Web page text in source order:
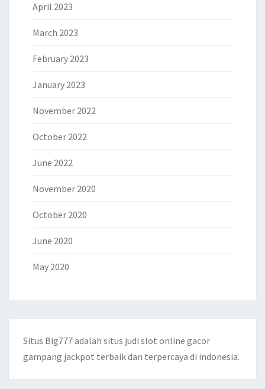
April 2023
March 2023
February 2023
January 2023
November 2022
October 2022
June 2022
November 2020
October 2020
June 2020
May 2020
Situs Big777 adalah situs judi slot online gacor
gampang jackpot terbaik dan terpercaya di indonesia.